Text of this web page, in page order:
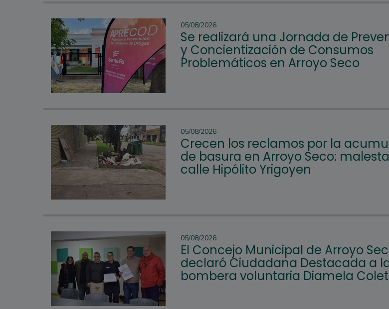
05/08/2026
Se realizará una Jornada de
y Concientización de Consumos
Problemáticos en Arroyo Seco
05/08/2026
Crecen los reclamos por la
de basura en Arroyo Seco:
calle Hipólito Yrigoyen
05/08/2026
El Concejo Municipal de Arroyo
declaró Ciudadana Destacada a
bombera voluntaria Diamela